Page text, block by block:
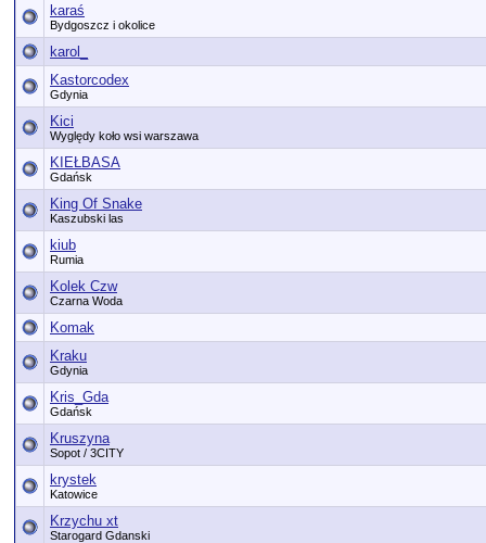
karaś
Bydgoszcz i okolice
karol_
Kastorcodex
Gdynia
Kici
Wyględy koło wsi warszawa
KIEŁBASA
Gdańsk
King Of Snake
Kaszubski las
kiub
Rumia
Kolek Czw
Czarna Woda
Komak
Kraku
Gdynia
Kris_Gda
Gdańsk
Kruszyna
Sopot / 3CITY
krystek
Katowice
Krzychu xt
Starogard Gdanski